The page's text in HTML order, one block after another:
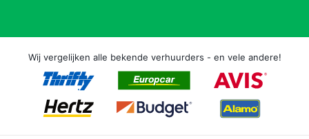
Wij vergelijken alle bekende verhuurders - en vele andere!